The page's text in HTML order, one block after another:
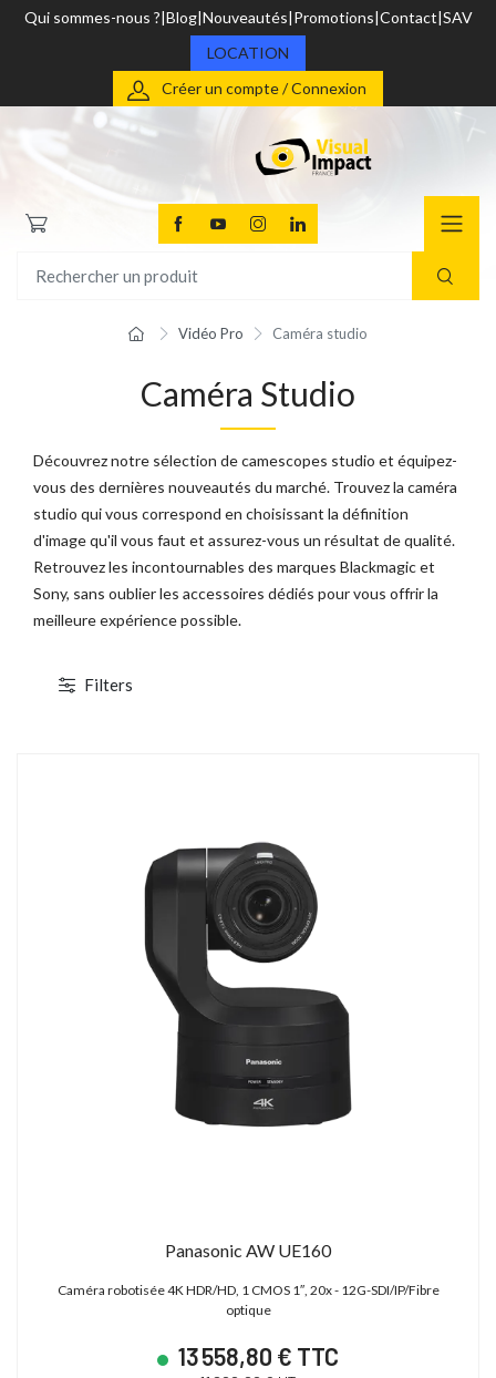
Qui sommes-nous ? Blog Nouveautés Promotions Contact SAV
LOCATION
Créer un compte / Connexion
Vidéo Pro Caméra studio
4K/2K/HD - XF AVC/ProRes -
S35 4.5K - Monture PL
23 880,00 € TTC
DÉSTOCKAGE
Kit 1 émetteur / 1 récepteur vidéo sans fil
4K HDR Full Duplex 300m / 12G-SDI &
15 600,00 € TTC
13 000,00 € HT
Caméra Studio
Découvrez notre sélection de camescopes studio et équipez-
vous des dernières nouveautés du marché. Trouvez la caméra
studio qui vous correspond en choisissant la définition
d'image qu'il vous faut et assurez-vous un résultat de qualité.
Retrouvez les incontournables des marques Blackmagic et
Sony, sans oublier les accessoires dédiés pour vous offrir la
meilleure expérience possible.
Filters
Panasonic AW UE160
Caméra robotisée 4K HDR/HD, 1 CMOS 1″, 20x - 12G-SDI/IP/Fibre
optique
13 558,80 € TTC